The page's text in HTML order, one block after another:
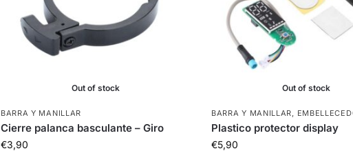
Out of stock
BARRA Y MANILLAR
Cierre palanca basculante – Giro
€3,90
Out of stock
BARRA Y MANILLAR
Plastico protector display
€5,90